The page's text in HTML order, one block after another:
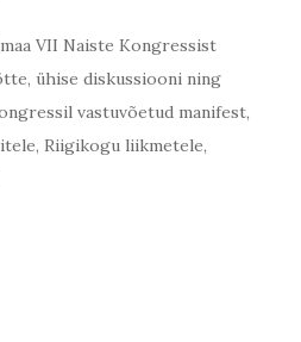
VII Naiste Kongressist
ühise diskussiooni ning
vastuvõetud manifest,
Riigikogu liikmetele,